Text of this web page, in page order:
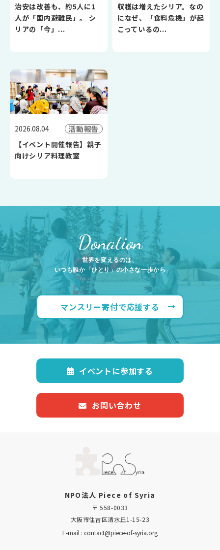
治安は改善も、約5人に1
人が「国内避難民」。 シ
リアの「今」...
収穫は増えたシリア。なの
になぜ、「食料危機」が起
こっているの...
2026.08.04 活動報告
【イベント開催報告】親子
向けシリア料理教室
Donation
世界を変えるのは、
いつも誰か「ひとり」の小さな一歩から
マンスリー寄付で応援する
イベントに参加する
お問い合わせ
NPO法人 Piece of Syria
〒 558-0033
大阪市住吉区清水丘1-15-23
E-mail : contact@piece-of-syria.org